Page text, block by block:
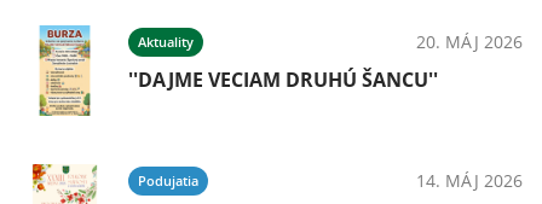
Aktuality 20. MÁJ 2026
''DAJME VECIAM DRUHÚ ŠANCU''
Podujatia 14. MÁJ 2026